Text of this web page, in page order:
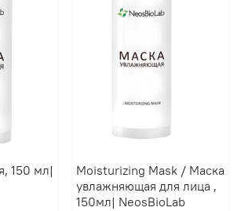
150 мл|
Moisturizing Mask / Маска
увлажняющая для лица ,
150мл| NeosBioLab